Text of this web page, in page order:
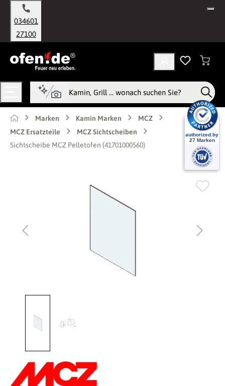
springen
034601
27100
Marken Kamin Marken
MCZ
MCZ Ersatzteile
MCZ Sichtscheiben
Sichtscheibe MCZ Pelletofen (41701000560)